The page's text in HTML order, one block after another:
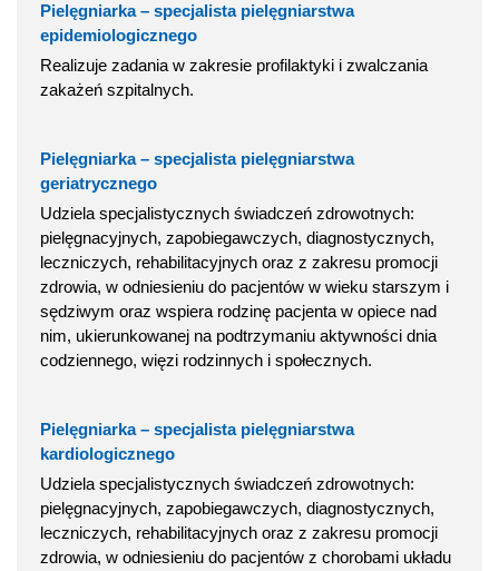
Pielęgniarka – specjalista pielęgniarstwa
epidemiologicznego
Realizuje zadania w zakresie profilaktyki i zwalczania
zakażeń szpitalnych.
Pielęgniarka – specjalista pielęgniarstwa
geriatrycznego
Udziela specjalistycznych świadczeń zdrowotnych:
pielęgnacyjnych, zapobiegawczych, diagnostycznych,
leczniczych, rehabilitacyjnych oraz z zakresu promocji
zdrowia, w odniesieniu do pacjentów w wieku starszym i
sędziwym oraz wspiera rodzinę pacjenta w opiece nad
nim, ukierunkowanej na podtrzymaniu aktywności dnia
codziennego, więzi rodzinnych i społecznych.
Pielęgniarka – specjalista pielęgniarstwa
kardiologicznego
Udziela specjalistycznych świadczeń zdrowotnych:
pielęgnacyjnych, zapobiegawczych, diagnostycznych,
leczniczych, rehabilitacyjnych oraz z zakresu promocji
zdrowia, w odniesieniu do pacjentów z chorobami układu